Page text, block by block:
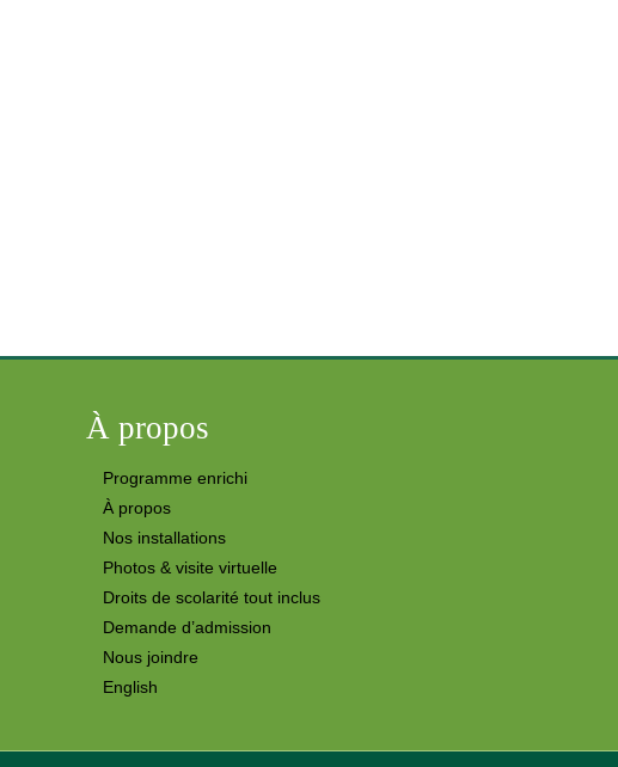
À propos
Programme enrichi
À propos
Nos installations
Photos & visite virtuelle
Droits de scolarité tout inclus
Demande d’admission
Nous joindre
English